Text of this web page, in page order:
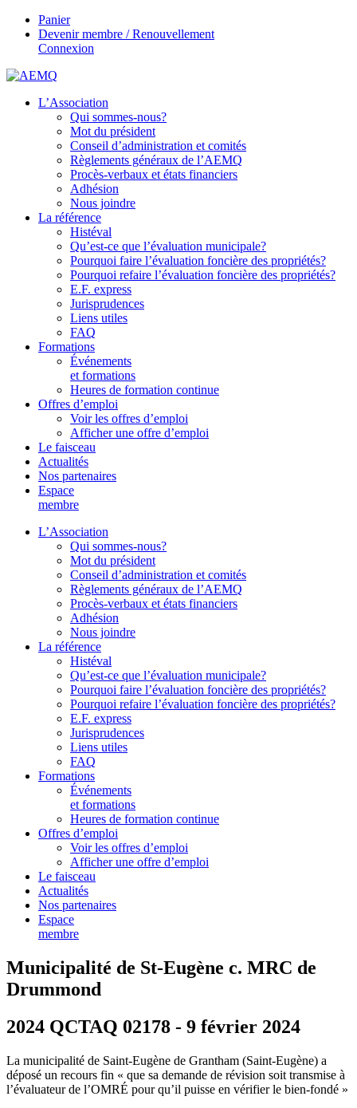
Panier
Devenir membre / Renouvellement
Connexion
L’Association
Qui sommes-nous?
Mot du président
Conseil d’administration et comités
Règlements généraux de l’AEMQ
Procès-verbaux et états financiers
Adhésion
Nous joindre
La référence
Histéval
Qu’est-ce que l’évaluation municipale?
Pourquoi faire l’évaluation foncière des propriétés?
Pourquoi refaire l’évaluation foncière des propriétés?
E.F. express
Jurisprudences
Liens utiles
FAQ
Formations
Événements
et formations
Heures de formation continue
Offres d’emploi
Voir les offres d’emploi
Afficher une offre d’emploi
Le faisceau
Actualités
Nos partenaires
Espace
membre
L’Association
Qui sommes-nous?
Mot du président
Conseil d’administration et comités
Règlements généraux de l’AEMQ
Procès-verbaux et états financiers
Adhésion
Nous joindre
La référence
Histéval
Qu’est-ce que l’évaluation municipale?
Pourquoi faire l’évaluation foncière des propriétés?
Pourquoi refaire l’évaluation foncière des propriétés?
E.F. express
Jurisprudences
Liens utiles
FAQ
Formations
Événements
et formations
Heures de formation continue
Offres d’emploi
Voir les offres d’emploi
Afficher une offre d’emploi
Le faisceau
Actualités
Nos partenaires
Espace
membre
Municipalité de St-Eugène c. MRC de
Drummond
2024 QCTAQ 02178 - 9 février 2024
La municipalité de Saint-Eugène de Grantham (Saint-Eugène) a
déposé un recours fin « que sa demande de révision soit transmise à
l’évaluateur de l’OMRÉ pour qu’il puisse en vérifier le bien-fondé »